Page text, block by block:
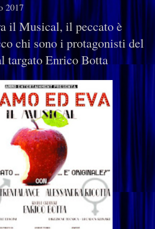
2017
il Musical, il peccato è
chi sono i protagonisti del
targato Enrico Botta